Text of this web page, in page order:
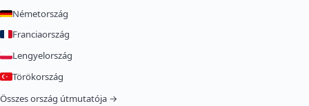
Németország
Franciaország
Lengyelország
Törökország
Összes ország útmutatója →